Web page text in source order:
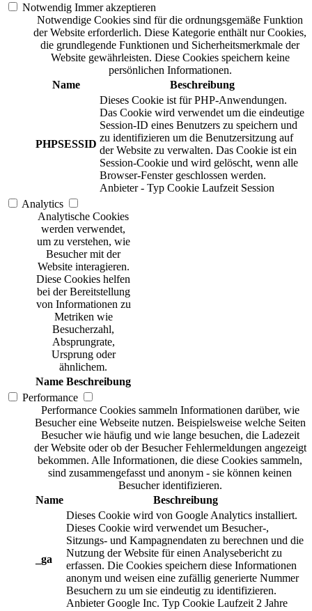
Notwendig Immer akzeptieren
Notwendige Cookies sind für die ordnungsgemäße Funktion
der Website erforderlich. Diese Kategorie enthält nur Cookies,
die grundlegende Funktionen und Sicherheitsmerkmale der
Website gewährleisten. Diese Cookies speichern keine
persönlichen Informationen.
Name
Beschreibung
PHPSESSID
Dieses Cookie ist für PHP-Anwendungen.
Das Cookie wird verwendet um die eindeutige
Session-ID eines Benutzers zu speichern und
zu identifizieren um die Benutzersitzung auf
der Website zu verwalten. Das Cookie ist ein
Session-Cookie und wird gelöscht, wenn alle
Browser-Fenster geschlossen werden.
Anbieter - Typ Cookie Laufzeit Session
Analytics
Analytische Cookies
werden verwendet,
um zu verstehen, wie
Besucher mit der
Website interagieren.
Diese Cookies helfen
bei der Bereitstellung
von Informationen zu
Metriken wie
Besucherzahl,
Absprungrate,
Ursprung oder
ähnlichem.
Name Beschreibung
Performance
Performance Cookies sammeln Informationen darüber, wie
Besucher eine Webseite nutzen. Beispielsweise welche Seiten
Besucher wie häufig und wie lange besuchen, die Ladezeit
der Website oder ob der Besucher Fehlermeldungen angezeigt
bekommen. Alle Informationen, die diese Cookies sammeln,
sind zusammengefasst und anonym - sie können keinen
Besucher identifizieren.
Name
Beschreibung
_ga
Dieses Cookie wird von Google Analytics installiert.
Dieses Cookie wird verwendet um Besucher-,
Sitzungs- und Kampagnendaten zu berechnen und die
Nutzung der Website für einen Analysebericht zu
erfassen. Die Cookies speichern diese Informationen
anonym und weisen eine zufällig generierte Nummer
Besuchern zu um sie eindeutig zu identifizieren.
Anbieter Google Inc. Typ Cookie Laufzeit 2 Jahre